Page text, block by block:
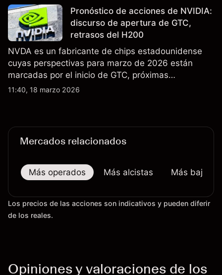
no es un indicador fiable de resultados futuros..
Pronóstico de acciones de NVIDIA:
discurso de apertura de GTC,
retrasos del H200
NVDA es un fabricante de chips estadounidense
cuyas perspectivas para marzo de 2026 están
marcadas por el inicio de GTC, próximas
actualizaciones de productos y la incertidumbre
11:40, 18 marzo 2026
Mercados relacionados
Más operados Más alcistas Más bajistas
Los precios de las acciones son indicativos y pueden diferir
de los reales.
Opiniones y valoraciones de los